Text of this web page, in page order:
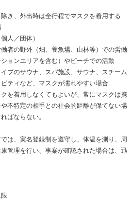
き、外出時は全行程でマスクを着用する
人／団体）
者の野外（畑、養魚場、山林等）での労働
ョンエリアを含む）やビーチでの活動
プのサウナ、スパ施設、サウナ、スチーム
ティなど、マスクが濡れやすい場合
を着用しなくてもよいが、常にマスクは携
不特定の相手との社会的距離が保てない場
ばならない。
は、実名登録制を遵守し、体温を測り、周
管理を行い、事案が確認された場合は、迅